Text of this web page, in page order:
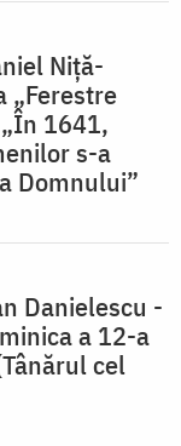
Niţă-
„Ferestre
1641,
s-a
Domnului”
Danielescu -
a 12-a
cel